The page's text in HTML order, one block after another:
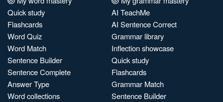
Quick study
Flashcards
Word Quiz
Word Match
Sentence Builder
Sentence Complete
Answer Type
Word collections
AI TeachMe
AI Sentence Correct
Grammar library
Inflection showcase
Quick study
Flashcards
Grammar Match
Sentence Builder